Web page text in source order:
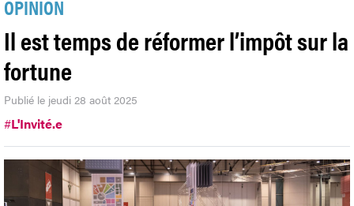
OPINION
Il est temps de réformer l’impôt sur la
fortune
Publié le jeudi 28 août 2025
#L'Invité.e